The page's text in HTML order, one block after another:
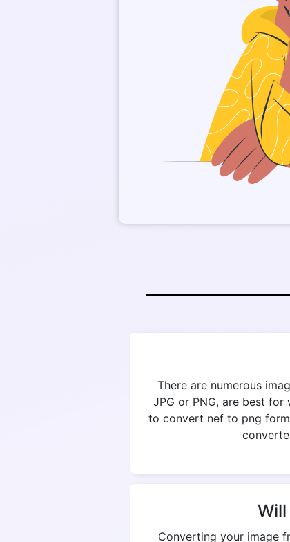
There are numerous
JPG or PNG, are best for
to convert nef to png
Converting your image